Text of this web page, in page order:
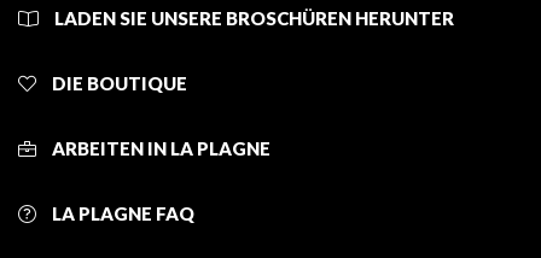
LADEN SIE UNSERE BROSCHÜREN HERUNTER
DIE BOUTIQUE
ARBEITEN IN LA PLAGNE
LA PLAGNE FAQ